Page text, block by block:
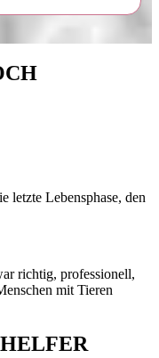
letzte Lebensphase, den
richtig, professionell,
mit Tieren